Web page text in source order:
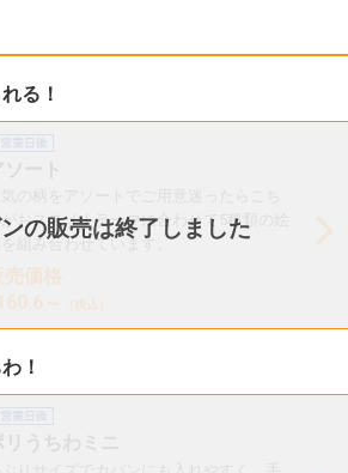
る！
の販売は終了しました
おススメ！テーマに合わせて5種類の絵
を組み合わせています。
売価格
～
（税込）
！